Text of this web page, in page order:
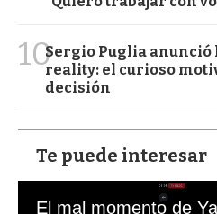
10Sergio Puglia anunció
reality: el curioso
decisión
Te puede interesar